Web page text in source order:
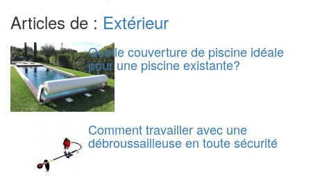
Articles de : Extérieur
Quelle couverture de piscine idéale
pour une piscine existante?
Comment travailler avec une
débroussailleuse en toute sécurité